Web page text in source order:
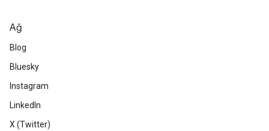
Ağ
Blog
Bluesky
Instagram
LinkedIn
X (Twitter)